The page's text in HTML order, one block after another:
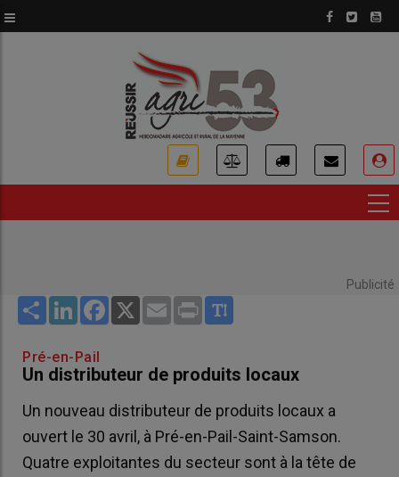
au
Publicité
Share LinkedInFacebook
X Email Print
Pré-en-Pail
Un distributeur de produits locaux
Un nouveau distributeur de produits locaux a
ouvert le 30 avril, à Pré-en-Pail-Saint-Samson.
Quatre exploitantes du secteur sont à la tête de